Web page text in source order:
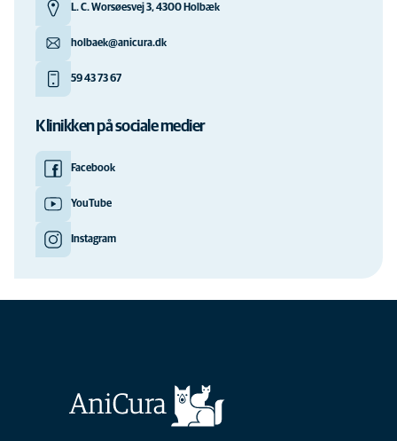
L. C. Worsøesvej 3, 4300 Holbæk
holbaek@anicura.dk
59 43 73 67
Klinikken på sociale medier
Facebook
YouTube
Instagram